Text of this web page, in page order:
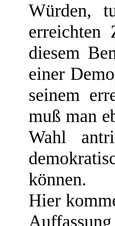
Würden,
erreichten
diesem
einer
seinem
muß man
Wahl
können.
Hier